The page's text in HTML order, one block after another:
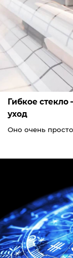
Гибкое
уход
Оно очень